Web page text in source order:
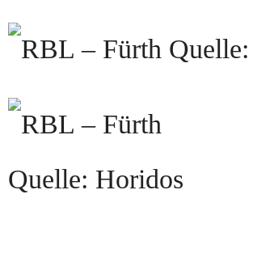
Quelle: Horidos